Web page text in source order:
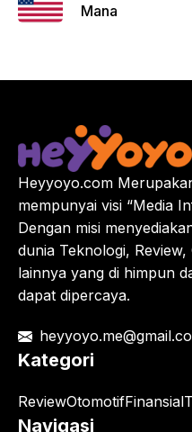
Mana
Heyyoyo.com
mempunyai visi “Media
Dengan misi
dunia Teknologi,
lainnya yang di himpun
dapat dipercaya.
Kategori
ReviewOtomotifFinansial
Navigasi